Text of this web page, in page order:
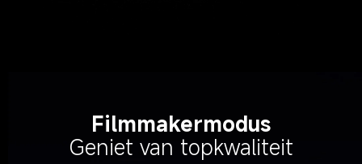
Filmmakermodus
Geniet van topkwaliteit